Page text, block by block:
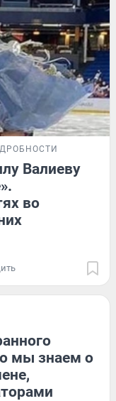
Валиеву
во
мы знаем о